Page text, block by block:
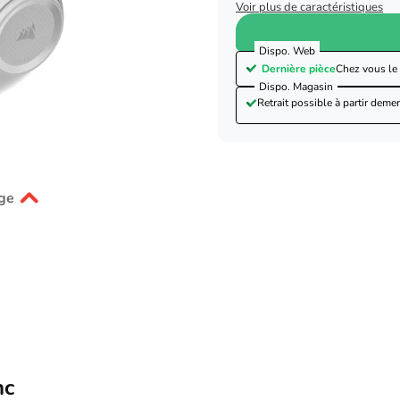
Voir plus de caractéristiques
Dispo. Web
Dernière pièceChez vous le
Dispo. Magasin
Retrait possible à partir de